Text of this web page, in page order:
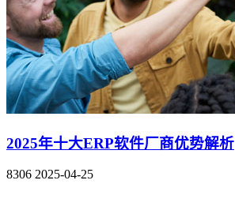
2025年十大ERP软件厂商优势解析
8306 2025-04-25